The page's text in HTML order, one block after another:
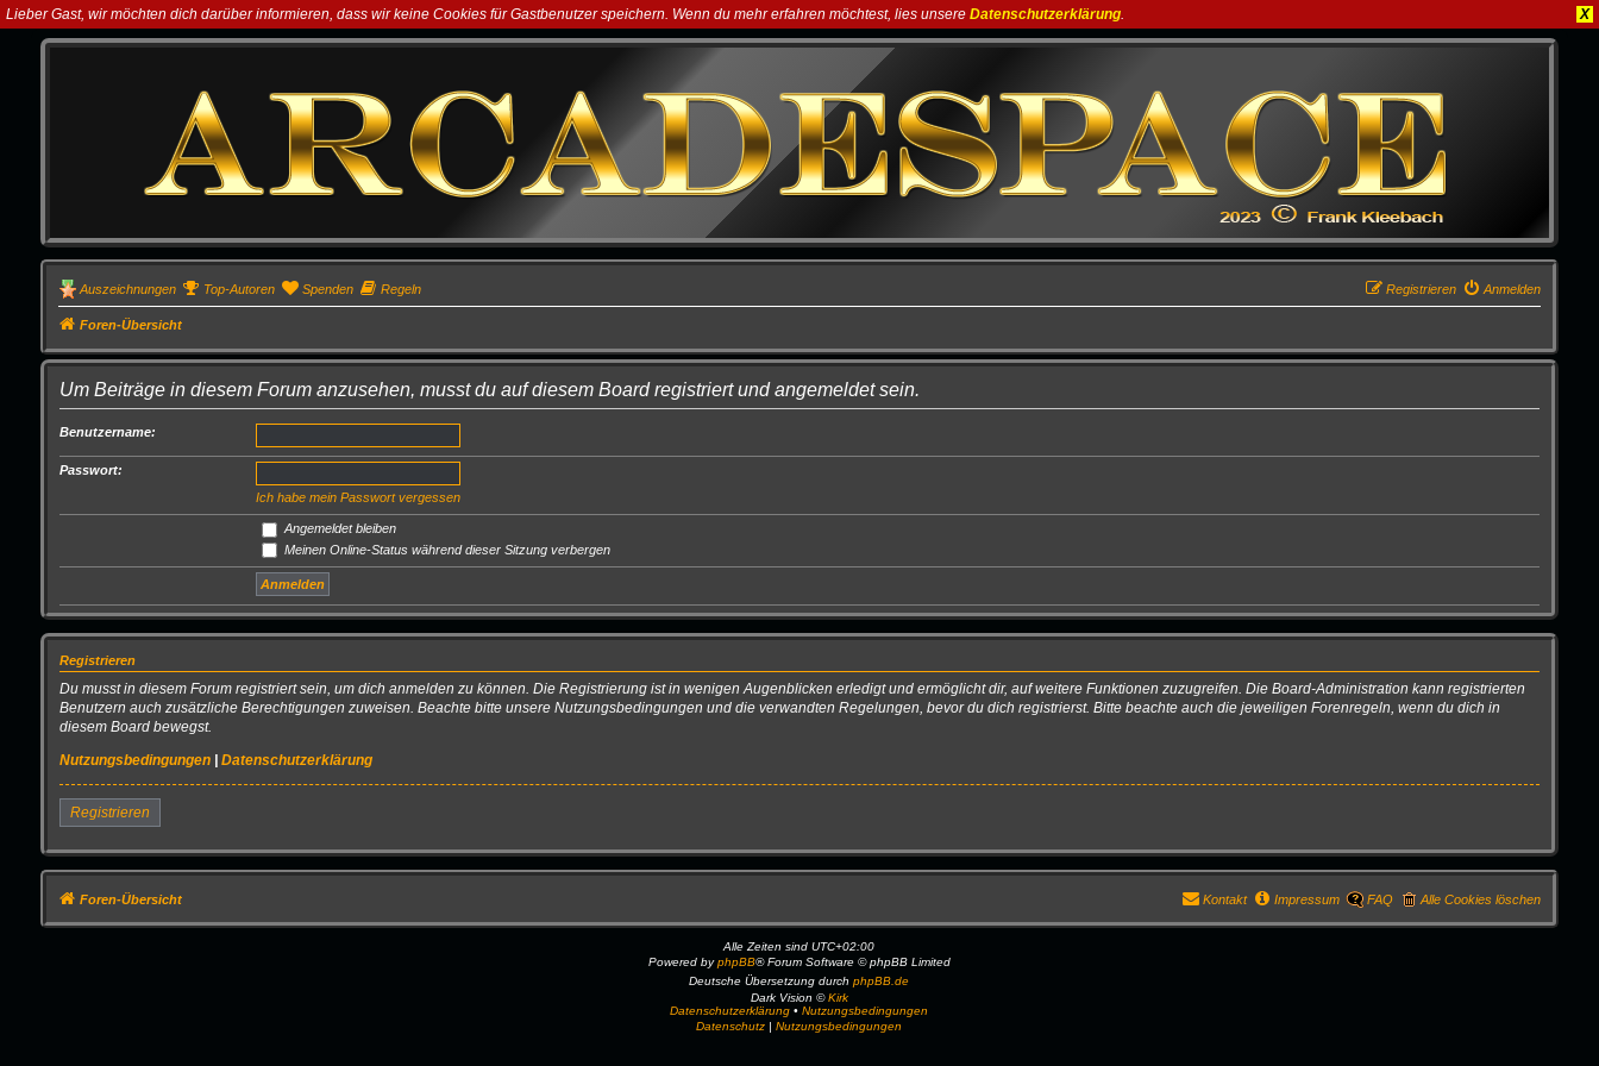
Lieber Gast, wir möchten dich darüber informieren, dass wir keine Cookies für Gastbenutzer speichern. Wenn du mehr erfahren möchtest, lies unsere Datenschutzerklärung. X
Auszeichnungen Top-Autoren Spenden Regeln Anmelden
Registrieren
Foren-Übersicht
Um Beiträge in diesem Forum anzusehen, musst du auf diesem Board registriert und angemeldet sein.
Benutzername:
Passwort:
Ich habe mein Passwort vergessen
Angemeldet bleiben
Meinen Online-Status während dieser Sitzung verbergen
Registrieren
Du musst in diesem Forum registriert sein, um dich anmelden zu können. Die Registrierung ist in wenigen Augenblicken erledigt und ermöglicht dir, auf weitere Funktionen zuzugreifen. Die Board-Administration kann registrierten
Benutzern auch zusätzliche Berechtigungen zuweisen. Beachte bitte unsere Nutzungsbedingungen und die verwandten Regelungen, bevor du dich registrierst. Bitte beachte auch die jeweiligen Forenregeln, wenn du dich in
diesem Board bewegst.
Nutzungsbedingungen| Datenschutzerklärung
Registrieren
Foren-Übersicht Alle Cookies löschen
FAQ
Impressum
Kontakt
Alle Zeiten sindUTC+02:00
Powered byphpBB® Forum Software © phpBB Limited
Deutsche Übersetzung durchphpBB.de
Dark Vision ©Kirk
Datenschutzerklärung •Nutzungsbedingungen
Datenschutz |Nutzungsbedingungen